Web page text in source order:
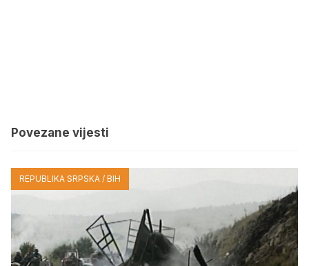
Povezane vijesti
REPUBLIKA SRPSKA / BIH